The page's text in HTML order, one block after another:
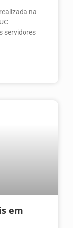
na
servidores
em